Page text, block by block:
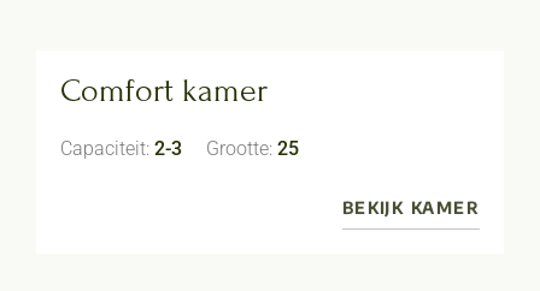
Comfort kamer
Capaciteit: 2-3 Grootte: 25
BEKIJK KAMER